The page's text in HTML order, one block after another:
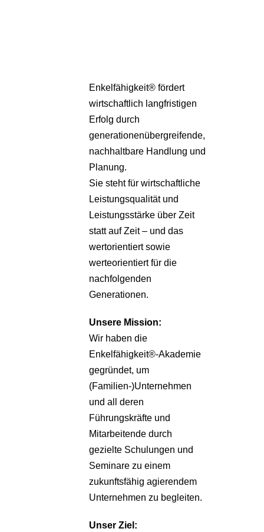
Enkelfähigkeit® fördert
wirtschaftlich langfristigen
Erfolg durch
generationenübergreifende,
nachhaltbare Handlung und
Planung.
Sie steht für wirtschaftliche
Leistungsqualität und
Leistungsstärke über Zeit
statt auf Zeit – und das
wertorientiert sowie
werteorientiert für die
nachfolgenden
Generationen.
Unsere Mission:
Wir haben die
Enkelfähigkeit®-Akademie
gegründet, um
(Familien-)Unternehmen
und all deren
Führungskräfte und
Mitarbeitende durch
gezielte Schulungen und
Seminare zu einem
zukunftsfähig agierendem
Unternehmen zu begleiten.
Unser Ziel: